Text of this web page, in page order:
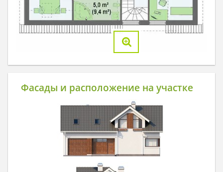
Фасады и расположение на участке